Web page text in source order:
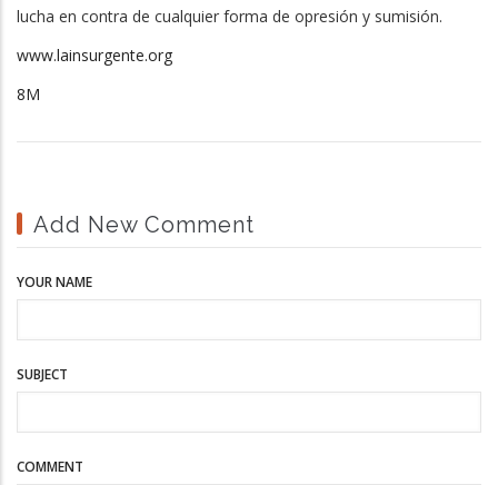
lucha en contra de cualquier forma de opresión y sumisión.
www.lainsurgente.org
8M
Add New Comment
YOUR NAME
SUBJECT
COMMENT